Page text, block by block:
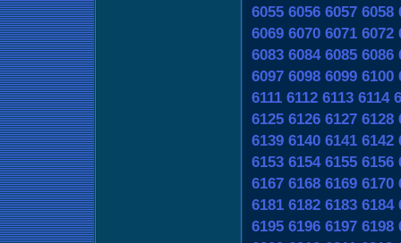
6055 6056 6057 6058
6069 6070 6071 6072
6083 6084 6085 6086
6097 6098 6099 6100
6111 6112 6113 6114
6125 6126 6127 6128
6139 6140 6141 6142
6153 6154 6155 6156
6167 6168 6169 6170
6181 6182 6183 6184
6195 6196 6197 6198